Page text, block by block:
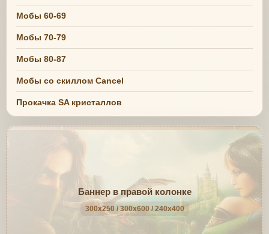
Мобы 60-69
Мобы 70-79
Мобы 80-87
Мобы со скиллом Cancel
Прокачка SA кристаллов
Баннер в правой колонке
300x250 / 300x600 / 240x400